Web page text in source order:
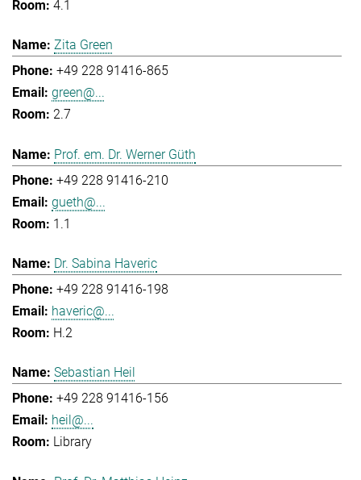
4.1
Zita Green
+49 228 91416-865
green@...
2.7
Prof. em. Dr. Werner Güth
+49 228 91416-210
gueth@...
1.1
Dr. Sabina Haveric
+49 228 91416-198
haveric@...
H.2
Sebastian Heil
+49 228 91416-156
heil@...
Library